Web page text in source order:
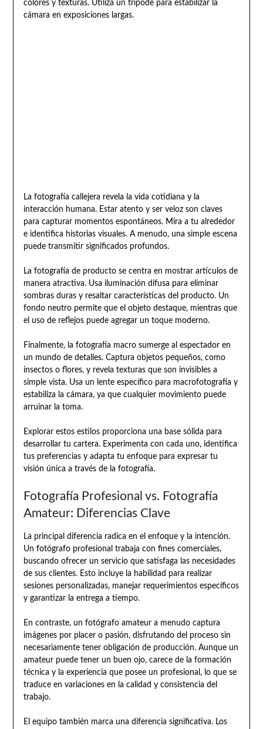
colores y texturas. Utiliza un trípode para estabilizar la
cámara en exposiciones largas.
La fotografía callejera revela la vida cotidiana y la
interacción humana. Estar atento y ser veloz son claves
para capturar momentos espontáneos. Mira a tu alrededor
e identifica historias visuales. A menudo, una simple escena
puede transmitir significados profundos.
La fotografía de producto se centra en mostrar artículos de
manera atractiva. Usa iluminación difusa para eliminar
sombras duras y resaltar características del producto. Un
fondo neutro permite que el objeto destaque, mientras que
el uso de reflejos puede agregar un toque moderno.
Finalmente, la fotografía macro sumerge al espectador en
un mundo de detalles. Captura objetos pequeños, como
insectos o flores, y revela texturas que son invisibles a
simple vista. Usa un lente específico para macrofotografía y
estabiliza la cámara, ya que cualquier movimiento puede
arruinar la toma.
Explorar estos estilos proporciona una base sólida para
desarrollar tu cartera. Experimenta con cada uno, identifica
tus preferencias y adapta tu enfoque para expresar tu
visión única a través de la fotografía.
Fotografía Profesional vs. Fotografía
Amateur: Diferencias Clave
La principal diferencia radica en el enfoque y la intención.
Un fotógrafo profesional trabaja con fines comerciales,
buscando ofrecer un servicio que satisfaga las necesidades
de sus clientes. Esto incluye la habilidad para realizar
sesiones personalizadas, manejar requerimientos específicos
y garantizar la entrega a tiempo.
En contraste, un fotógrafo amateur a menudo captura
imágenes por placer o pasión, disfrutando del proceso sin
necesariamente tener obligación de producción. Aunque un
amateur puede tener un buen ojo, carece de la formación
técnica y la experiencia que posee un profesional, lo que se
traduce en variaciones en la calidad y consistencia del
trabajo.
El equipo también marca una diferencia significativa. Los